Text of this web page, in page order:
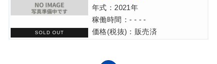
年式：2021年
稼働時間：- - - -
価格(税抜)：販売済